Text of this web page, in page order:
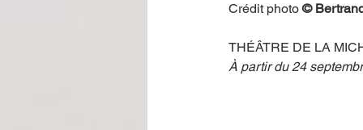
Crédit photo ©
THÉÂTRE DE LA
À partir du 24